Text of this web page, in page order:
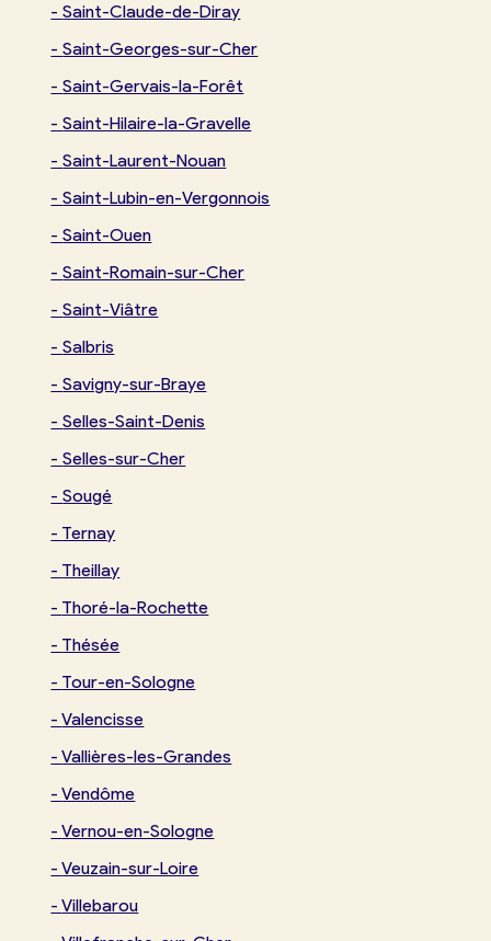
-Saint-Claude-de-Diray
-Saint-Georges-sur-Cher
-Saint-Gervais-la-Forêt
-Saint-Hilaire-la-Gravelle
-Saint-Laurent-Nouan
-Saint-Lubin-en-Vergonnois
-Saint-Ouen
-Saint-Romain-sur-Cher
-Saint-Viâtre
-Salbris
-Savigny-sur-Braye
-Selles-Saint-Denis
-Selles-sur-Cher
-Sougé
- Ternay
- Theillay
- Thoré-la-Rochette
- Thésée
- Tour-en-Sologne
-Valencisse
-Vallières-les-Grandes
-Vendôme
-Vernou-en-Sologne
-Veuzain-sur-Loire
-Villebarou